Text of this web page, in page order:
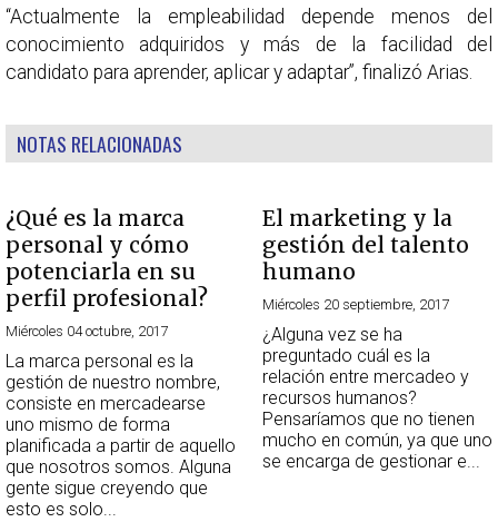
“Actualmente la empleabilidad depende menos del
conocimiento adquiridos y más de la facilidad del
candidato para aprender, aplicar y adaptar”, finalizó Arias.
NOTAS RELACIONADAS
¿Qué es la marca
personal y cómo
potenciarla en su
perfil profesional?
Miércoles 04 octubre, 2017
La marca personal es la
gestión de nuestro nombre,
consiste en mercadearse
uno mismo de forma
planificada a partir de aquello
que nosotros somos. Alguna
gente sigue creyendo que
esto es solo...
El marketing y la
gestión del talento
humano
Miércoles 20 septiembre, 2017
¿Alguna vez se ha
preguntado cuál es la
relación entre mercadeo y
recursos humanos?
Pensaríamos que no tienen
mucho en común, ya que uno
se encarga de gestionar e...